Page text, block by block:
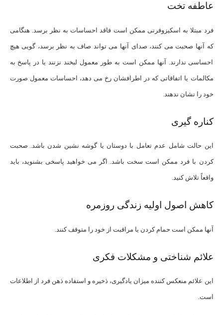
عاطفه تخت
فرد مبتلا به اسکیزوفرنی ممکن است فاقد احساسات به نظر برسد. هنگامی
که آنها صحبت می کنند، صدای آنها می تواند صاف به نظر برسد، گویی هیچ
احساسی ندارند. آنها ممکن است به طور معمول لبخند نزنند یا در پاسخ به
مکالمات یا اتفاقاتی که در اطرافشان رخ می دهد، احساسات معمول صورت
خود را نشان ندهند.
کناره گیری
این حالت شامل عدم تعامل با دوستان یا گوشه نشین شدن باشد. صحبت
کردن با فرد ممکن است سخت باشد. اگر می خواهید پاسخی بشنوید، باید
واقعاً تلاش کنید.
کاهش اصول اولیه زندگی روزمره
آنها ممکن است حمام کردن یا مراقبت از خود را متوقف کنند.
علائم شناختی و مشکلات فکری
این علائم منعکس کننده میزان یادگیری، ذخیره و استفاده ذهن فرد از اطلاعات
است.